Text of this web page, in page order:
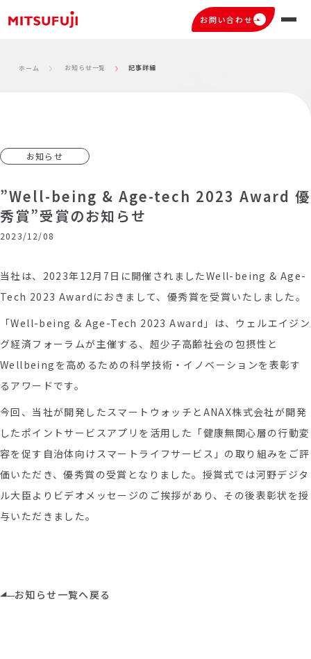
お問い合わせ
ホーム お知らせ一覧 記事詳細
お知らせ
”Well-being & Age-tech 2023 Award 優
秀賞”受賞のお知らせ
2023/12/08
当社は、2023年12月7日に開催されましたWell- being & Age-
Tech 2023 Awardにおきまして、優秀賞を受賞いたしました。
「Well-being & Age-Tech 2023 Award」は、ウェルエイジン
グ経済フォーラムが主催する、 超少子高齢社会の包摂性と
Wellbeingを高めるための科学技術・イノベーションを表彰す
るアワードです。
今回、当社が開発したスマートウォッチとANAX株式会社が開発
したポイントサービスアプリを活用した「健康無関心層の行動変
容を促す自治体向けスマートライフサービス」の取り組みをご評
価いただき、優秀賞の受賞となりました。授賞式では河野デジタ
ル大臣よりビデオメッセージのご挨拶があり、その後表彰状を授
与いただきました。
お知らせ一覧へ戻る